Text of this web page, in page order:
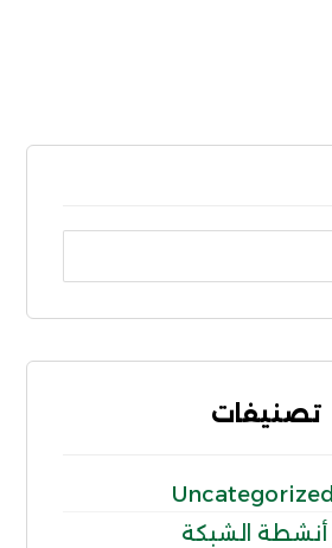
تصنيفات
Uncategorized
أنشطة الشبكة